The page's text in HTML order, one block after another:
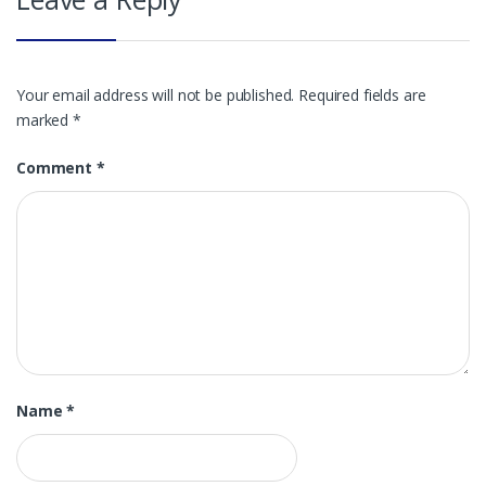
Your email address will not be published. Required fields are
marked*
Comment *
Name*